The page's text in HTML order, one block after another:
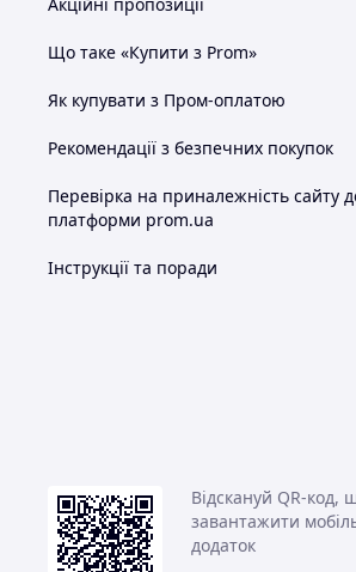
Що таке «Купити з Prom»
Як купувати з Пром-оплатою
Рекомендації з безпечних покупок
Перевірка на приналежність сайту
платформи prom.ua
Інструкції та поради
Відскануй QR-код,
завантажити
додаток